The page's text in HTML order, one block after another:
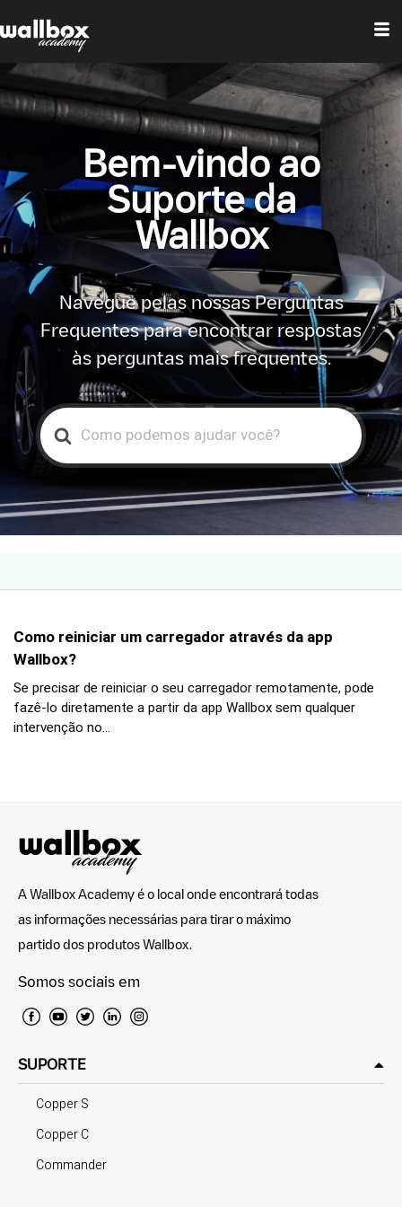
Bem-vindo ao
Suporte da
Wallbox
Navegue pelas nossas Perguntas
Frequentes para encontrar respostas
às perguntas mais frequentes.
Search
For
Como reiniciar um carregador através da app
Wallbox?
Se precisar de reiniciar o seu carregador remotamente, pode
fazê-lo diretamente a partir da app Wallbox sem qualquer
intervenção no...
A Wallbox Academy é o local onde encontrará todas
as informações necessárias para tirar o máximo
partido dos produtos Wallbox.
Somos sociais em
SUPORTE
Copper S
Copper C
Commander